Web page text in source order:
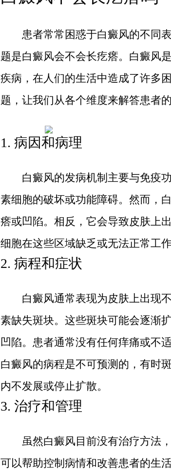
患者常常困惑于白癜风的不同表
题是白癜风会不会长疙瘩。白癜风
疾病，在人们的生活中造成了许多
题，让我们从各个维度来解答患者的
1. 病因和病理
白癜风的发病机制主要与免疫功
素细胞的破坏或功能障碍。然而，
瘩或凹陷。相反，它会导致皮肤上
细胞在这些区域缺乏或无法正常工作
2. 病程和症状
白癜风通常表现为皮肤上出现不
素缺失斑块。这些斑块可能会逐渐
凹陷。患者通常没有任何痒痛或不
白癜风的病程是不可预测的，有时
内不发展或停止扩散。
3. 治疗和管理
虽然白癜风目前没有治疗方法，
可以帮助控制病情和改善患者的生